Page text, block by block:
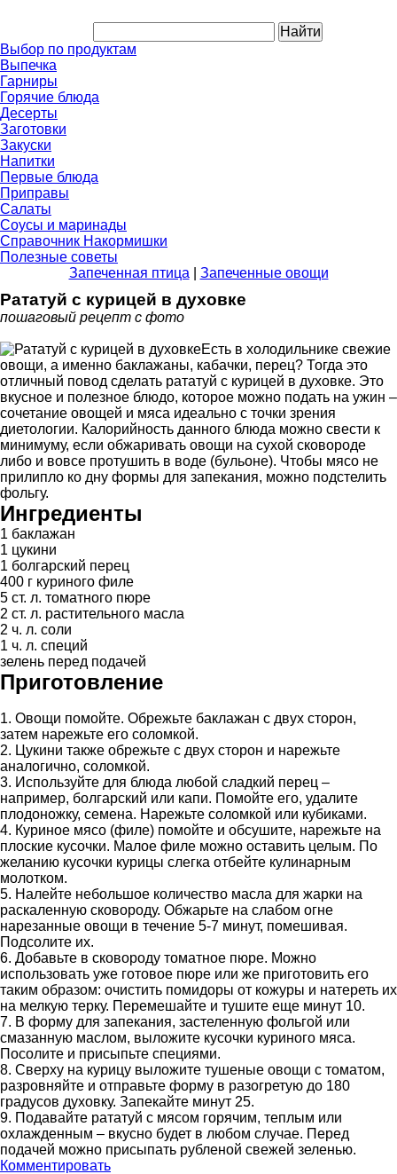
Выбор по продуктам
Выпечка
Гарниры
Горячие блюда
Десерты
Заготовки
Закуски
Напитки
Первые блюда
Приправы
Салаты
Соусы и маринады
Справочник Накормишки
Полезные советы
Запеченная птица
Запеченные овощи
Рататуй с курицей в духовке
пошаговый рецепт с фото
Есть в холодильнике свежие
овощи, а именно баклажаны, кабачки, перец? Тогда это
отличный повод сделать рататуй с курицей в духовке. Это
вкусное и полезное блюдо, которое можно подать на ужин –
сочетание овощей и мяса идеально с точки зрения
диетологии. Калорийность данного блюда можно свести к
минимуму, если обжаривать овощи на сухой сковороде
либо и вовсе протушить в воде (бульоне). Чтобы мясо не
прилипло ко дну формы для запекания, можно подстелить
фольгу.
Ингредиенты
1 баклажан
1 цукини
1 болгарский перец
400 г куриного филе
5 ст. л. томатного пюре
2 ст. л. растительного масла
2 ч. л. соли
1 ч. л. специй
зелень перед подачей
Приготовление
1. Овощи помойте. Обрежьте баклажан с двух сторон,
затем нарежьте его соломкой.
2. Цукини также обрежьте с двух сторон и нарежьте
аналогично, соломкой.
3. Используйте для блюда любой сладкий перец –
например, болгарский или капи. Помойте его, удалите
плодоножку, семена. Нарежьте соломкой или кубиками.
4. Куриное мясо (филе) помойте и обсушите, нарежьте на
плоские кусочки. Малое филе можно оставить целым. По
желанию кусочки курицы слегка отбейте кулинарным
молотком.
5. Налейте небольшое количество масла для жарки на
раскаленную сковороду. Обжарьте на слабом огне
нарезанные овощи в течение 5-7 минут, помешивая.
Подсолите их.
6. Добавьте в сковороду томатное пюре. Можно
использовать уже готовое пюре или же приготовить его
таким образом: очистить помидоры от кожуры и натереть их
на мелкую терку. Перемешайте и тушите еще минут 10.
7. В форму для запекания, застеленную фольгой или
смазанную маслом, выложите кусочки куриного мяса.
Посолите и присыпьте специями.
8. Сверху на курицу выложите тушеные овощи с томатом,
разровняйте и отправьте форму в разогретую до 180
градусов духовку. Запекайте минут 25.
9. Подавайте рататуй с мясом горячим, теплым или
охлажденным – вкусно будет в любом случае. Перед
подачей можно присыпать рубленой свежей зеленью.
Комментировать